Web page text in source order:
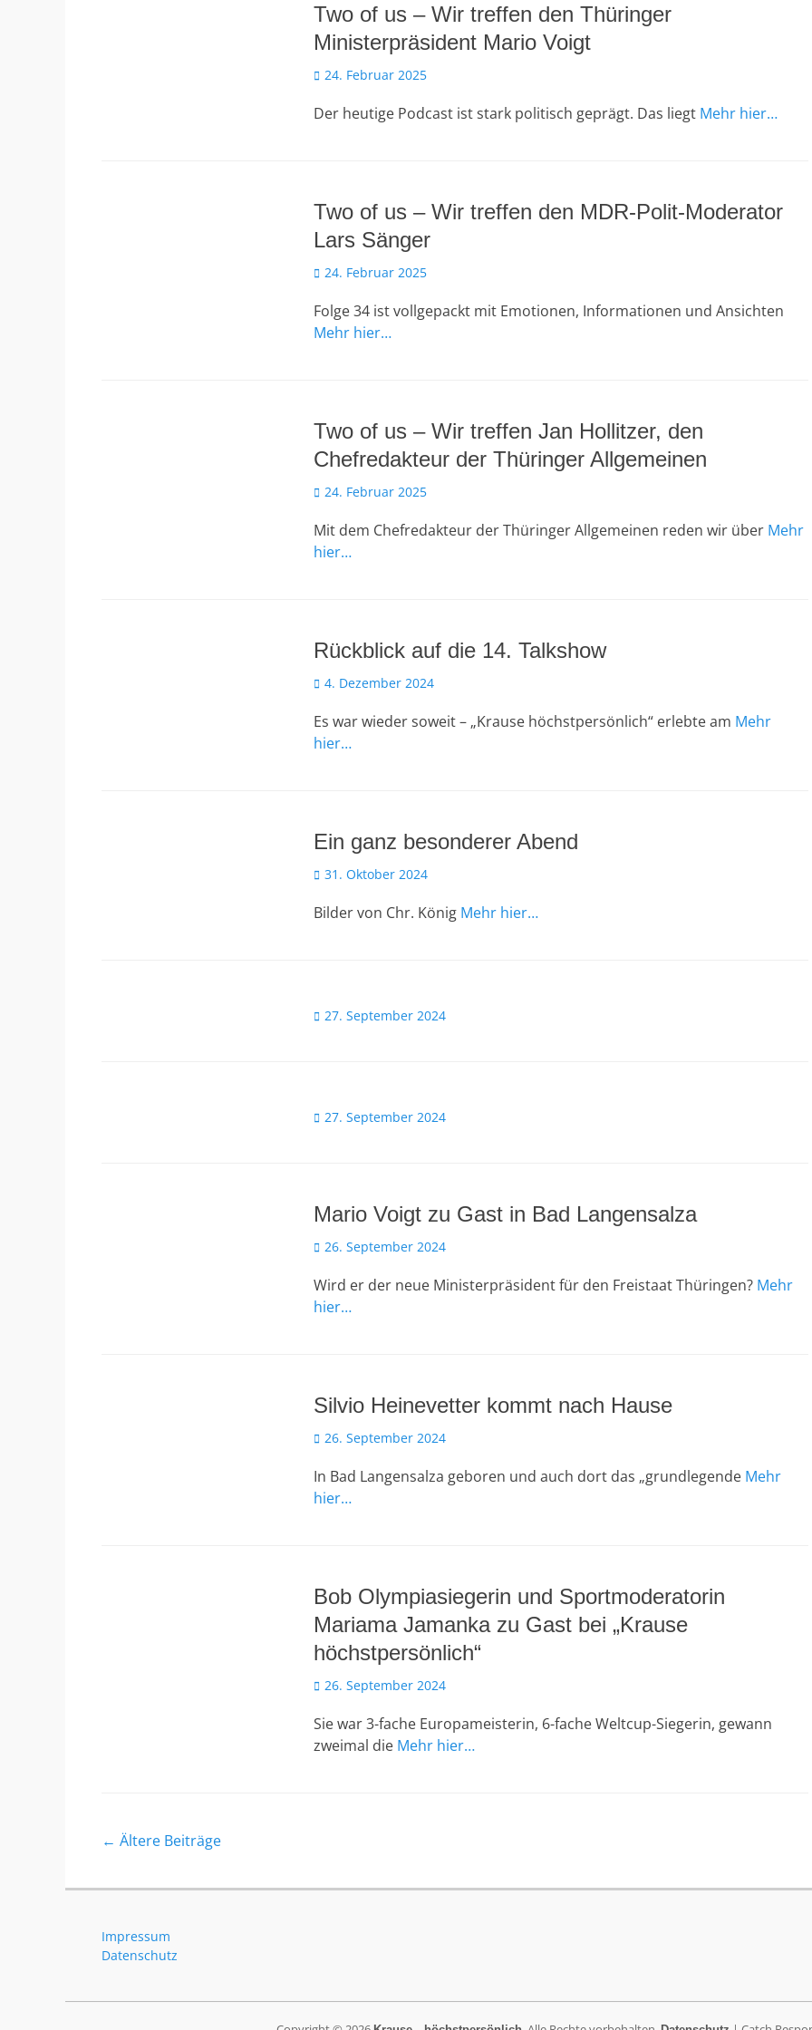
Two of us – Wir treffen den Thüringer
Ministerpräsident Mario Voigt
Veröffentlicht
24. Februar 2025
Der heutige Podcast ist stark politisch geprägt. Das liegt Mehr hier…
Two of us – Wir treffen den MDR-Polit-Moderator
Lars Sänger
Veröffentlicht
24. Februar 2025
Folge 34 ist vollgepackt mit Emotionen, Informationen und Ansichten
Mehr hier…
Two of us – Wir treffen Jan Hollitzer, den
Chefredakteur der Thüringer Allgemeinen
Veröffentlicht
24. Februar 2025
Mit dem Chefredakteur der Thüringer Allgemeinen reden wir über Mehr
hier…
Rückblick auf die 14. Talkshow
Veröffentlicht
4. Dezember 2024
Es war wieder soweit – „Krause höchstpersönlich“ erlebte am Mehr
hier…
Ein ganz besonderer Abend
Veröffentlicht
31. Oktober 2024
Bilder von Chr. König Mehr hier…
Veröffentlicht
27. September 2024
Veröffentlicht
27. September 2024
Mario Voigt zu Gast in Bad Langensalza
Veröffentlicht
26. September 2024
Wird er der neue Ministerpräsident für den Freistaat Thüringen? Mehr
hier…
Silvio Heinevetter kommt nach Hause
Veröffentlicht
26. September 2024
In Bad Langensalza geboren und auch dort das „grundlegende Mehr
hier…
Bob Olympiasiegerin und Sportmoderatorin
Mariama Jamanka zu Gast bei „Krause
höchstpersönlich“
Veröffentlicht
26. September 2024
Sie war 3-fache Europameisterin, 6-fache Weltcup-Siegerin, gewann
zweimal die Mehr hier…
Beitragsnavigation
← Ältere Beiträge
Impressum
Datenschutz